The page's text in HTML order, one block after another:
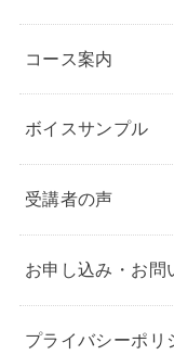
コース案内
ボイスサンプル
受講者の声
お申し込み・お問
プライバシーポリ